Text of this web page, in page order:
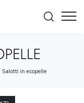
Salotti in ecopelle